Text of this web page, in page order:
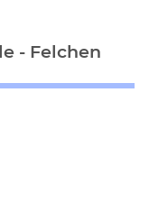
- Felchen